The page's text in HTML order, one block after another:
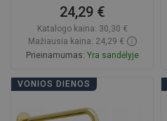
24,29 €
Katalogo kaina: 30,30 €
Mažiausia kaina: 24,29 €
Prieinamumas: Yra sandėlyje
Į krepšelį
favorite_border
VONIOS DIENOS